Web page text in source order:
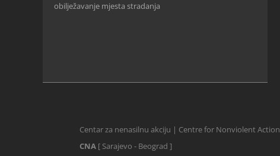
obilježavanje mjesta stradanja
Centar za nenasilnu akciju | Centre for Nonviolent Action
CNA [ Sarajevo - Beograd ]